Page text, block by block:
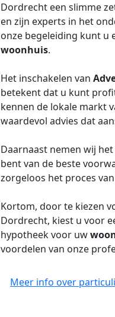
Dordrecht een slimme
en zijn experts in het
onze begeleiding kunt u
woonhuis.
Het inschakelen van
betekent dat u kunt
kennen de lokale markt
waardevol advies dat
Daarnaast nemen wij
bent van de beste
zorgeloos het proces
Kortom, door te kiezen
Dordrecht, kiest u voor
hypotheek voor uw
voordelen van onze
Meer info over